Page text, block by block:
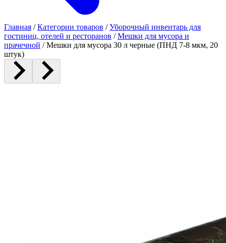
Главная / Категории товаров / Уборочный инвентарь для
гостиниц, отелей и ресторанов / Мешки для мусора и
прачечной / Мешки для мусора 30 л черные (ПНД 7-8 мкм, 20
штук)